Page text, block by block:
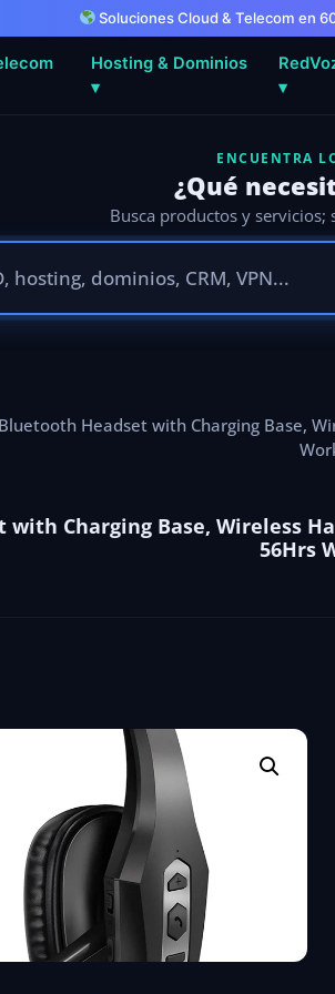
Soluciones Cloud & Telecom en
Hosting & Dominios
▾
▾
ENCUENTRA
¿Qué
Busca productos y servicios;
Headset with Charging Base,
Charging Base, Wireless
56Hrs